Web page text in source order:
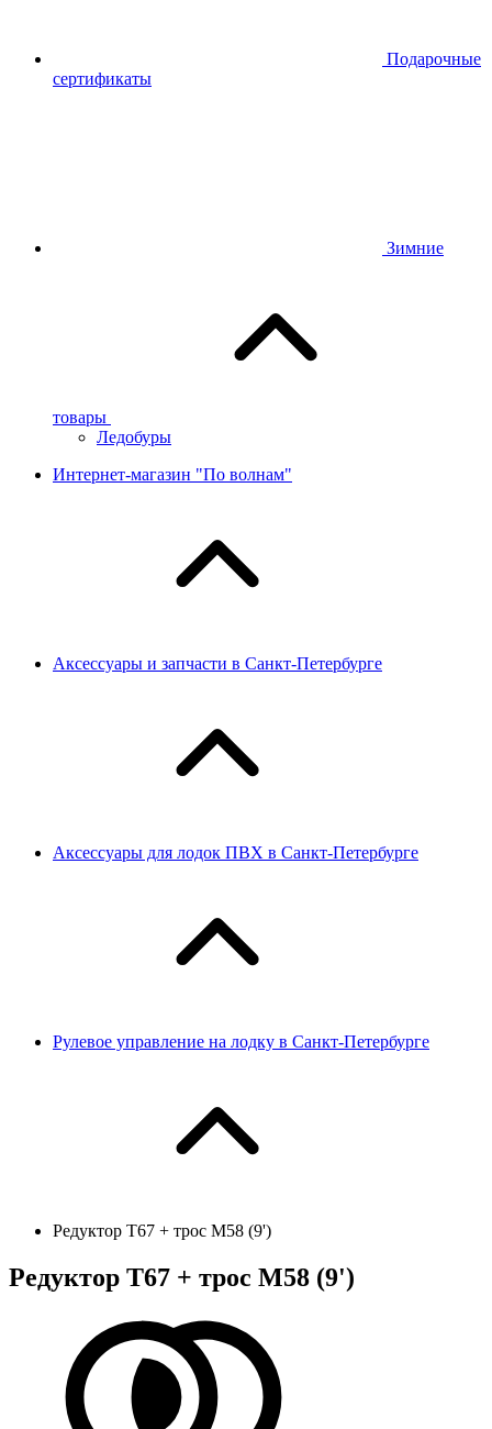
Подарочные
сертификаты
Зимние
товары
Ледобуры
Интернет-магазин "По волнам"
Аксессуары и запчасти в Санкт-Петербурге
Аксессуары для лодок ПВХ в Санкт-Петербурге
Рулевое управление на лодку в Санкт-Петербурге
Редуктор Т67 + трос М58 (9')
Редуктор Т67 + трос М58 (9')